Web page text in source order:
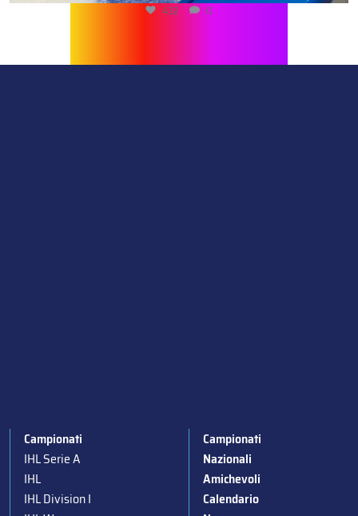
432 0
Campionati
IHL Serie A
IHL
IHL Division I
Campionati
Nazionali
Amichevoli
Calendario